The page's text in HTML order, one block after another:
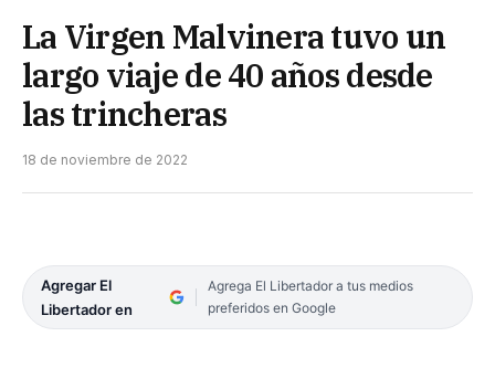
La Virgen Malvinera tuvo un
largo viaje de 40 años desde
las trincheras
18 de noviembre de 2022
Agregar El
Libertador en
Agrega El Libertador a tus medios
preferidos en Google